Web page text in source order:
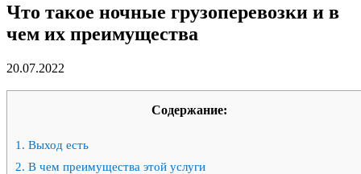
Что такое ночные грузоперевозки и в
чем их преимущества
20.07.2022
Содержание:
1. Выход есть
2. В чем преимущества этой услуги